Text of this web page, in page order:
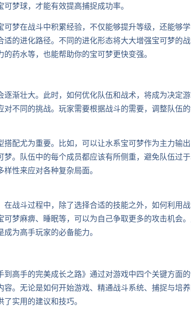
梦球，才能有效提高捕捉成功率。
梦在战斗中积累经验，不仅能够提升等级，还能够学
的进化路径。不同的进化形态将大大增强宝可梦的
药水等，也能帮助你的宝可梦更快变强。
渐壮大。此时，如何优化队伍和战术，将成为决定
不同的挑战。玩家需要根据战斗的需要，调整队伍
配尤为重要。比如，可以让水系宝可梦作为主力输
。队伍中的每个成员都应该有所侧重，避免队伍过
性来应对各种复杂局面。
战斗过程中，除了选择合适的技能之外，如何利用
梦麻痹、睡眠等，可以为自己争取更多的攻击机会
为高手玩家的必备能力。
到高手的完美成长之路》通过对游戏中四个关键方面
。无论是如何开始游戏、精通战斗系统、捕捉与培
实用的建议和技巧。